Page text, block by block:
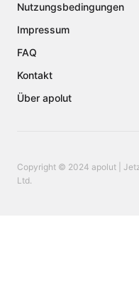
Nutzungsbedingungen
Impressum
FAQ
Kontakt
Über apolut
Copyright © 2024 apolut |
Ltd.